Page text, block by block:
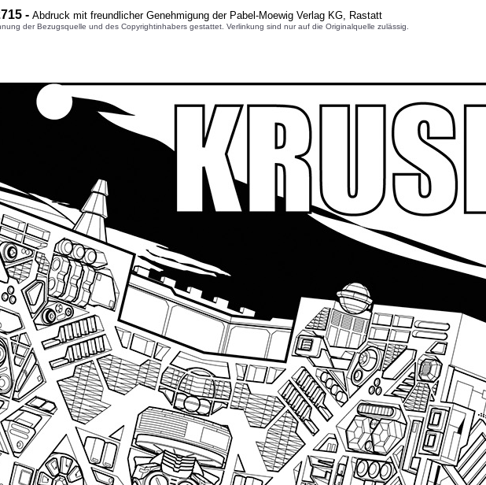
- Abdruck mit freundlicher Genehmigung der Pabel-Moewig Verlag KG, Rastatt
der Bezugsquelle und des Copyrightinhabers gestattet. Verlinkung sind nur auf die Originalquelle zulässig.